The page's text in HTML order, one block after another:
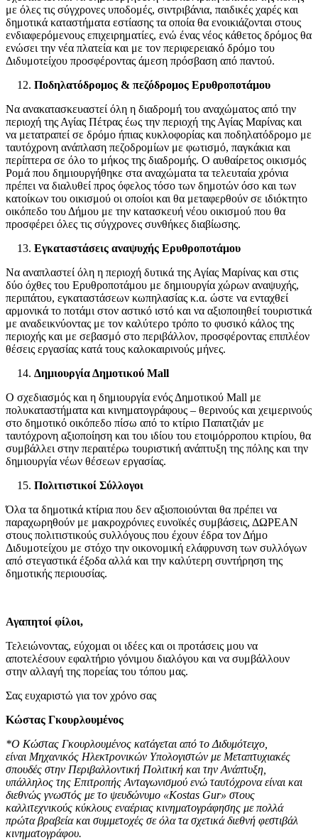
με όλες τις σύγχρονες υποδομές, σιντριβάνια, παιδικές χαρές και
δημοτικά καταστήματα εστίασης τα οποία θα ενοικιάζονται στους
ενδιαφερόμενους επιχειρηματίες, ενώ ένας νέος κάθετος δρόμος θα
ενώσει την νέα πλατεία και με τον περιφερειακό δρόμο του
Διδυμοτείχου προσφέροντας άμεση πρόσβαση από παντού.
Ποδηλατόδρομος & πεζόδρομος Ερυθροποτάμου
Να ανακατασκευαστεί όλη η διαδρομή του αναχώματος από την
περιοχή της Αγίας Πέτρας έως την περιοχή της Αγίας Μαρίνας και
να μετατραπεί σε δρόμο ήπιας κυκλοφορίας και ποδηλατόδρομο με
ταυτόχρονη ανάπλαση πεζοδρομίων με φωτισμό, παγκάκια και
περίπτερα σε όλο το μήκος της διαδρομής. Ο αυθαίρετος οικισμός
Ρομά που δημιουργήθηκε στα αναχώματα τα τελευταία χρόνια
πρέπει να διαλυθεί προς όφελος τόσο των δημοτών όσο και των
κατοίκων του οικισμού οι οποίοι και θα μεταφερθούν σε ιδιόκτητο
οικόπεδο του Δήμου με την κατασκευή νέου οικισμού που θα
προσφέρει όλες τις σύγχρονες συνθήκες διαβίωσης.
Εγκαταστάσεις αναψυχής Ερυθροποτάμου
Να αναπλαστεί όλη η περιοχή δυτικά της Αγίας Μαρίνας και στις
δύο όχθες του Ερυθροποτάμου με δημιουργία χώρων αναψυχής,
περιπάτου, εγκαταστάσεων κωπηλασίας κ.α. ώστε να ενταχθεί
αρμονικά το ποτάμι στον αστικό ιστό και να αξιοποιηθεί τουριστικά
με αναδεικνύοντας με τον καλύτερο τρόπο το φυσικό κάλος της
περιοχής και με σεβασμό στο περιβάλλον, προσφέροντας επιπλέον
θέσεις εργασίας κατά τους καλοκαιρινούς μήνες.
Δημιουργία Δημοτικού Mall
Ο σχεδιασμός και η δημιουργία ενός Δημοτικού Mall με
πολυκαταστήματα και κινηματογράφους – θερινούς και χειμερινούς
στο δημοτικό οικόπεδο πίσω από το κτίριο Παπατζιάν με
ταυτόχρονη αξιοποίηση και του ιδίου του ετοιμόρροπου κτιρίου, θα
συμβάλλει στην περαιτέρω τουριστική ανάπτυξη της πόλης και την
δημιουργία νέων θέσεων εργασίας.
Πολιτιστικοί Σύλλογοι
Όλα τα δημοτικά κτίρια που δεν αξιοποιούνται θα πρέπει να
παραχωρηθούν με μακροχρόνιες ευνοϊκές συμβάσεις, ΔΩΡΕΑΝ
στους πολιτιστικούς συλλόγους που έχουν έδρα τον Δήμο
Διδυμοτείχου με στόχο την οικονομική ελάφρυνση των συλλόγων
από στεγαστικά έξοδα αλλά και την καλύτερη συντήρηση της
δημοτικής περιουσίας.
Αγαπητοί φίλοι,
Τελειώνοντας, εύχομαι οι ιδέες και οι προτάσεις μου να
αποτελέσουν εφαλτήριο γόνιμου διαλόγου και να συμβάλλουν
στην αλλαγή της πορείας του τόπου μας.
Σας ευχαριστώ για τον χρόνο σας
Κώστας Γκουρλουμένος
*Ο Κώστας Γκουρλουμένος κατάγεται από το Διδυμότειχο,
είναι Μηχανικός Ηλεκτρονικών Υπολογιστών με Μεταπτυχιακές
σπουδές στην Περιβαλλοντική Πολιτική και την Ανάπτυξη,
υπάλληλος της Επιτροπής Ανταγωνισμού ενώ ταυτόχρονα είναι και
διεθνώς γνωστός με το ψευδώνυμο «Kostas Gur» στους
καλλιτεχνικούς κύκλους εναέριας κινηματογράφησης με πολλά
πρώτα βραβεία και συμμετοχές σε όλα τα σχετικά διεθνή φεστιβάλ
κινηματογράφου.